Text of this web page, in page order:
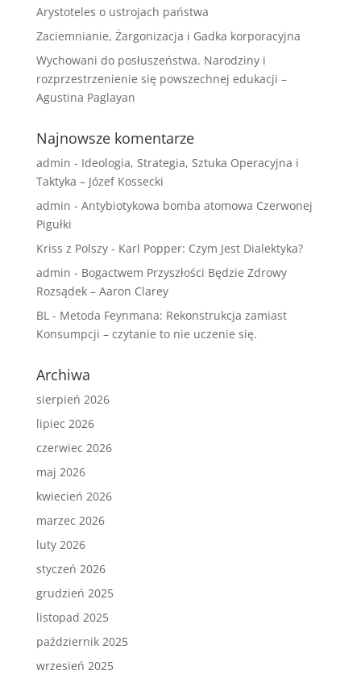
Arystoteles o ustrojach państwa
Zaciemnianie, Żargonizacja i Gadka korporacyjna
Wychowani do posłuszeństwa. Narodziny i
rozprzestrzenienie się powszechnej edukacji –
Agustina Paglayan
Najnowsze komentarze
admin - Ideologia, Strategia, Sztuka Operacyjna i
Taktyka – Józef Kossecki
admin - Antybiotykowa bomba atomowa Czerwonej
Pigułki
Kriss z Polszy- Karl Popper: Czym Jest Dialektyka?
admin - Bogactwem Przyszłości Będzie Zdrowy
Rozsądek – Aaron Clarey
BL- Metoda Feynmana: Rekonstrukcja zamiast
Konsumpcji – czytanie to nie uczenie się.
Archiwa
sierpień 2026
lipiec 2026
czerwiec 2026
maj 2026
kwiecień 2026
marzec 2026
luty 2026
styczeń 2026
grudzień 2025
listopad 2025
październik 2025
wrzesień 2025